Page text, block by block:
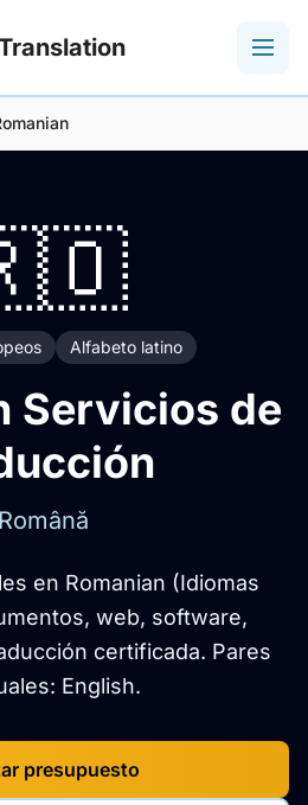
Alfabeto latino
Servicios de
Română
en Romanian (Idiomas
web, software,
certificada. Pares
English.
presupuesto